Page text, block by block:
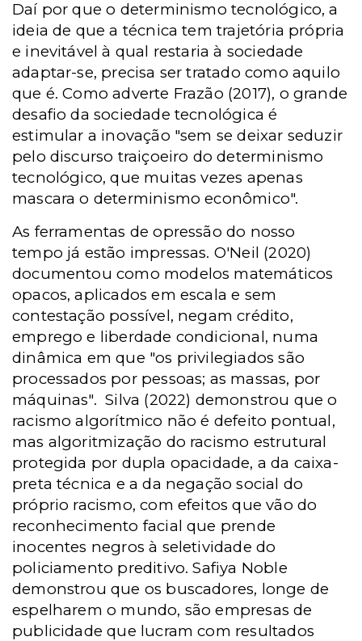
Daí por que o determinismo tecnológico, a
ideia de que a técnica tem trajetória própria
e inevitável à qual restaria à sociedade
adaptar-se, precisa ser tratado como aquilo
que é. Como adverte Frazão (2017), o grande
desafio da sociedade tecnológica é
estimular a inovação "sem se deixar seduzir
pelo discurso traiçoeiro do determinismo
tecnológico, que muitas vezes apenas
mascara o determinismo econômico".
As ferramentas de opressão do nosso
tempo já estão impressas. O'Neil (2020)
documentou como modelos matemáticos
opacos, aplicados em escala e sem
contestação possível, negam crédito,
emprego e liberdade condicional, numa
dinâmica em que "os privilegiados são
processados por pessoas; as massas, por
máquinas". Silva (2022) demonstrou que o
racismo algorítmico não é defeito pontual,
mas algoritmização do racismo estrutural
protegida por dupla opacidade, a da caixa-
preta técnica e a da negação social do
próprio racismo, com efeitos que vão do
reconhecimento facial que prende
inocentes negros à seletividade do
policiamento preditivo. Safiya Noble
demonstrou que os buscadores, longe de
espelharem o mundo, são empresas de
publicidade que lucram com resultados